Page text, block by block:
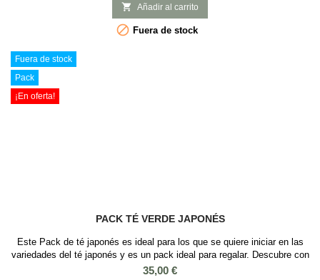
Sencha és el té más consumido en Japón por lo que te recomendamos
que los pruebes y nos...
 Añadir al carrito
 Fuera de stock
Fuera de stock
Pack
¡En oferta!
PACK TÉ VERDE JAPONÉS
Este Pack de té japonés es ideal para los que se quiere iniciar en las
variedades del té japonés y es un pack ideal para regalar. Descubre con
nuestro pack de té verde japonés los tés más característicos de Japón:
Precio
35,00 €